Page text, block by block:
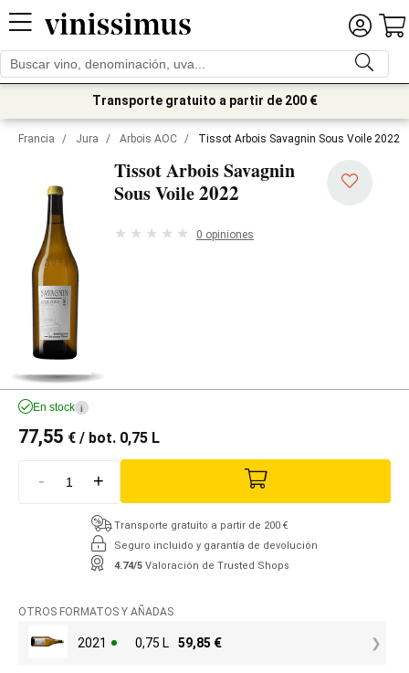
Transporte gratuito a partir de 200 €
Francia / Jura / Arbois AOC / Tissot Arbois Savagnin Sous Voile 2022
Tissot Arbois Savagnin
Sous Voile2022
0 opiniones
En stock i
77,55 € / bot. 0,75 L
- +
Transporte gratuito a partir de 200 €
Seguro incluido y garantía de devolución
4.74/5 Valoración de Trusted Shops
OTROS FORMATOS Y AÑADAS
2021 0,75 L 59,85 €